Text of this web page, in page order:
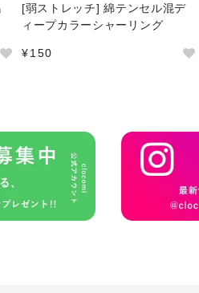
[弱ストレッチ] 綿テンセル混デ
ィープカラーシャーリング
¥150